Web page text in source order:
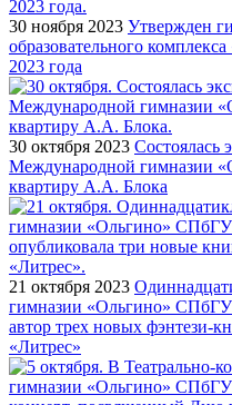
30 ноября 2023 Утвержден
образовательного
2023 года
30 октября 2023 Состоялась
Международной гимназии
квартиру А.А. Блока
21 октября 2023
гимназии «Ольгино»
автор трех новых фэнтези-
«Литрес»